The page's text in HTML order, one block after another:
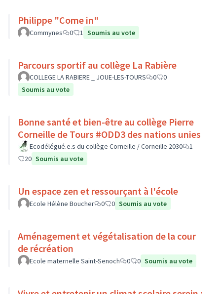
Philippe "Come in"
Commynes 0 1 Soumis au vote
Parcours sportif au collège La Rabière
COLLEGE LA RABIERE _ JOUE-LES-TOURS 0
0
Soumis au vote
Bonne santé et bien-être au collège Pierre
Corneille de Tours #ODD3 des nations unies
Ecodélégué.e.s du collège Corneille / Corneille 2030
1
20 Soumis au vote
Un espace zen et ressourçant à l'école
Ecole Hélène Boucher 0 0 Soumis au vote
Aménagement et végétalisation de la cour
de récréation
Ecole maternelle Saint-Senoch 0 0 Soumis au vote